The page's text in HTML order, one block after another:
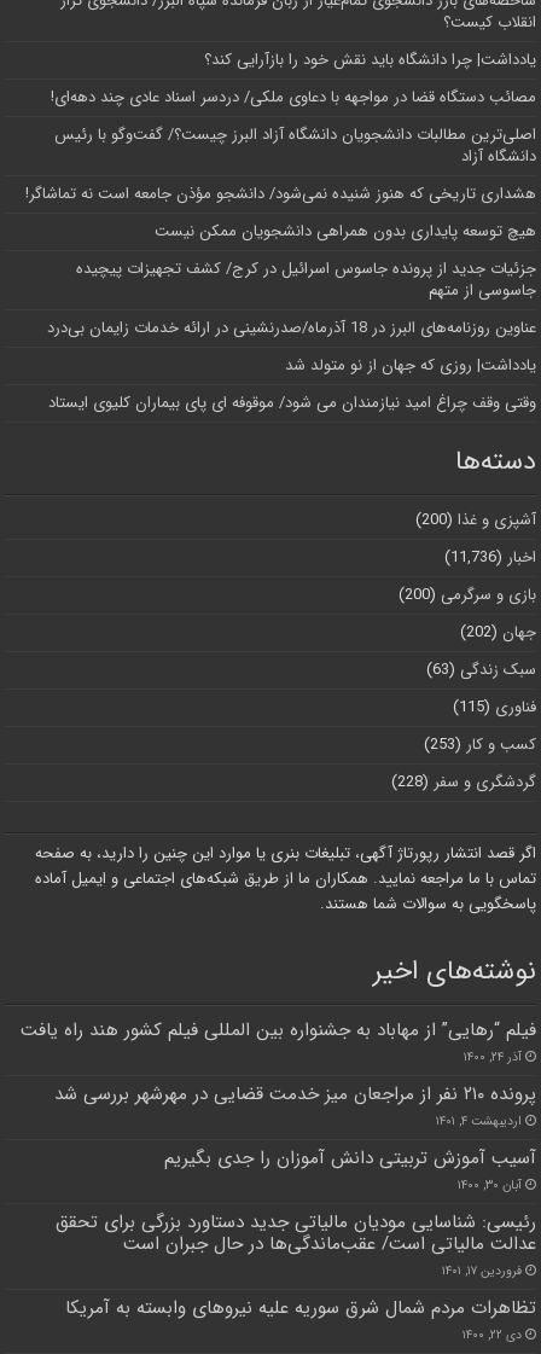
انقلاب کیست؟
یادداشت| چرا دانشگاه باید نقش خود را بازآرایی کند؟
مصائب دستگاه قضا در مواجهه با دعاوی ملکی/ دردسر اسناد عادی چند‌ دهه‌ای!
اصلی‌ترین مطالبات دانشجویان دانشگاه آزاد البرز چیست؟/ گفت‌وگو با رئیس
دانشگاه آز‌اد
هشداری تاریخی که هنوز شنیده نمی‌شود/ دانشجو مؤذن جامعه است نه تماشاگر!
هیچ توسعه پایداری بدون همراهی دانشجویان ممکن نیست
جزئیات جدید از پرونده جاسوس اسرائیل در کرج/‌ کشف تجهیزات پیچیده
جاسوسی از متهم
عناوین روزنامه‌های البرز در ‌18 آذرماه/صدرنشینی در ارائه خدمات زایمان بی‌درد
یادداشت| روزی که جهان از نو متولد شد
وقتی وقف چراغ امید نیازمندان می شود/ موقوفه ای پای بیماران کلیوی ایستاد
دسته‌ها
آشپزی و غذا (200)
اخبار (11,736)
بازی و سرگرمی (200)
جهان (202)
سبک زندگی (63)
فناوری (115)
کسب و کار (253)
گردشگری و سفر (228)
اگر قصد انتشار رپورتاژ آگهی، تبلیغات بنری یا موارد این چنین را دارید، به صفحه
تماس با ما مراجعه نمایید. همکاران ما از طریق شبکه‌های اجتماعی و ایمیل آماده
پاسخگویی به سوالات شما هستند.
نوشته‌های اخیر
فیلم “رهایی” از مهاباد به جشنواره بین المللی فیلم کشور هند راه یافت
آذر ۲۴, ۱۴۰۰
پرونده ۲۱۰ نفر از مراجعان میز خدمت قضایی در مهرشهر بررسی شد
اردیبهشت ۴, ۱۴۰۱
آسیب آموزش تربیتی دانش آموزان را جدی بگیریم
آبان ۳۰, ۱۴۰۰
رئیسی: شناسایی مودیان مالیاتی جدید دستاورد بزرگی برای تحقق
عدالت مالیاتی است/ عقب‌ماندگی‌ها در حال جبران است
فروردین ۱۷, ۱۴۰۱
تظاهرات مردم شمال شرق سوریه علیه نیروهای وابسته به آمریکا
دی ۲۲, ۱۴۰۰